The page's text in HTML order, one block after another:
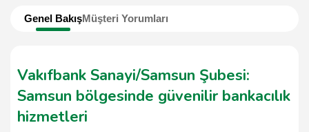
Genel BakışMüşteri Yorumları
Vakıfbank Sanayi/Samsun Şubesi:
Samsun bölgesinde güvenilir bankacılık
hizmetleri